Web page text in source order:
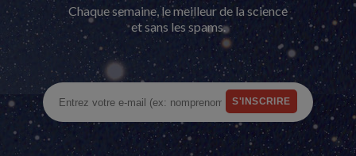
Chaque semaine, le meilleur de la science
et sans les spams.